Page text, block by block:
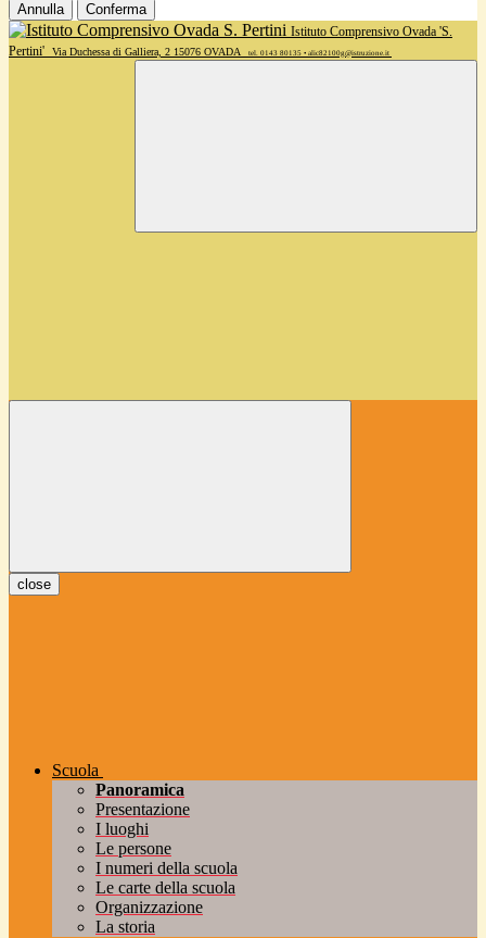
Annulla Conferma
Istituto Comprensivo Ovada 'S.
Pertini'
Via Duchessa di Galliera, 2 15076 OVADA tel. 0143 80135 • alic82100g@istruzione.it
close
Scuola
Panoramica
Presentazione
I luoghi
Le persone
I numeri della scuola
Le carte della scuola
Organizzazione
La storia